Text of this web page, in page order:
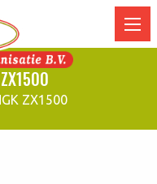
ZX1500